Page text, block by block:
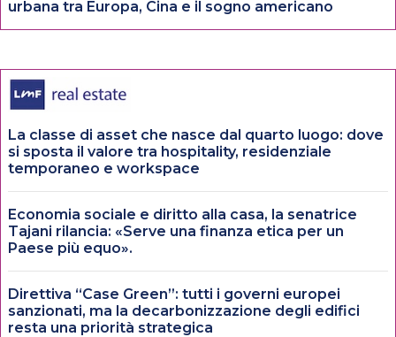
urbana tra Europa, Cina e il sogno americano
La classe di asset che nasce dal quarto luogo: dove
si sposta il valore tra hospitality, residenziale
temporaneo e workspace
Economia sociale e diritto alla casa, la senatrice
Tajani rilancia: «Serve una finanza etica per un
Paese più equo».
Direttiva “Case Green”: tutti i governi europei
sanzionati, ma la decarbonizzazione degli edifici
resta una priorità strategica